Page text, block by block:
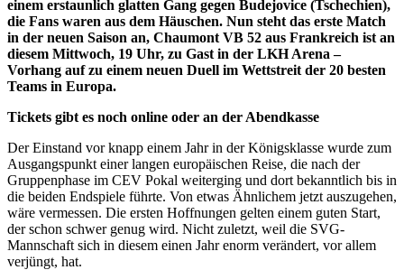
einem erstaunlich glatten Gang gegen Budejovice (Tschechien),
die Fans waren aus dem Häuschen. Nun steht das erste Match
in der neuen Saison an, Chaumont VB 52 aus Frankreich ist an
diesem Mittwoch, 19 Uhr, zu Gast in der LKH Arena –
Vorhang auf zu einem neuen Duell im Wettstreit der 20 besten
Teams in Europa.
Tickets gibt es noch online oder an der Abendkasse
Der Einstand vor knapp einem Jahr in der Königsklasse wurde zum
Ausgangspunkt einer langen europäischen Reise, die nach der
Gruppenphase im CEV Pokal weiterging und dort bekanntlich bis in
die beiden Endspiele führte. Von etwas Ähnlichem jetzt auszugehen,
wäre vermessen. Die ersten Hoffnungen gelten einem guten Start,
der schon schwer genug wird. Nicht zuletzt, weil die SVG-
Mannschaft sich in diesem einen Jahr enorm verändert, vor allem
verjüngt, hat.